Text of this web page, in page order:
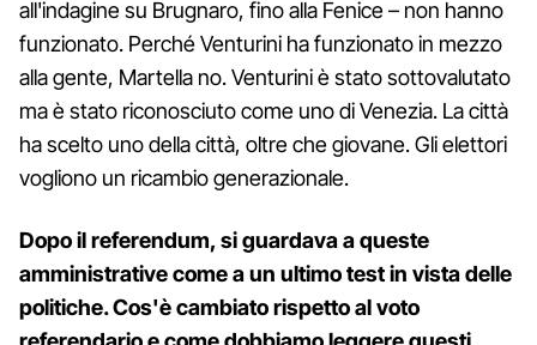
all'indagine su Brugnaro, fino alla Fenice – non hanno
funzionato. Perché Venturini ha funzionato in mezzo
alla gente, Martella no. Venturini è stato sottovalutato
ma è stato riconosciuto come uno di Venezia. La città
ha scelto uno della città, oltre che giovane. Gli elettori
vogliono un ricambio generazionale.
Dopo il referendum, si guardava a queste
amministrative come a un ultimo test in vista delle
politiche. Cos'è cambiato rispetto al voto